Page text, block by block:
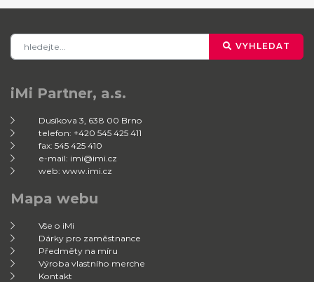
VYHLEDAT
iMi Partner, a.s.
Dusíkova 3, 638 00 Brno
telefon: +420 545 425 411
fax: 545 425 410
e-mail: imi@imi.cz
web: www.imi.cz
Mapa webu
Vše o iMi
Dárky pro zaměstnance
Předměty na míru
Výroba vlastního merche
Kontakt